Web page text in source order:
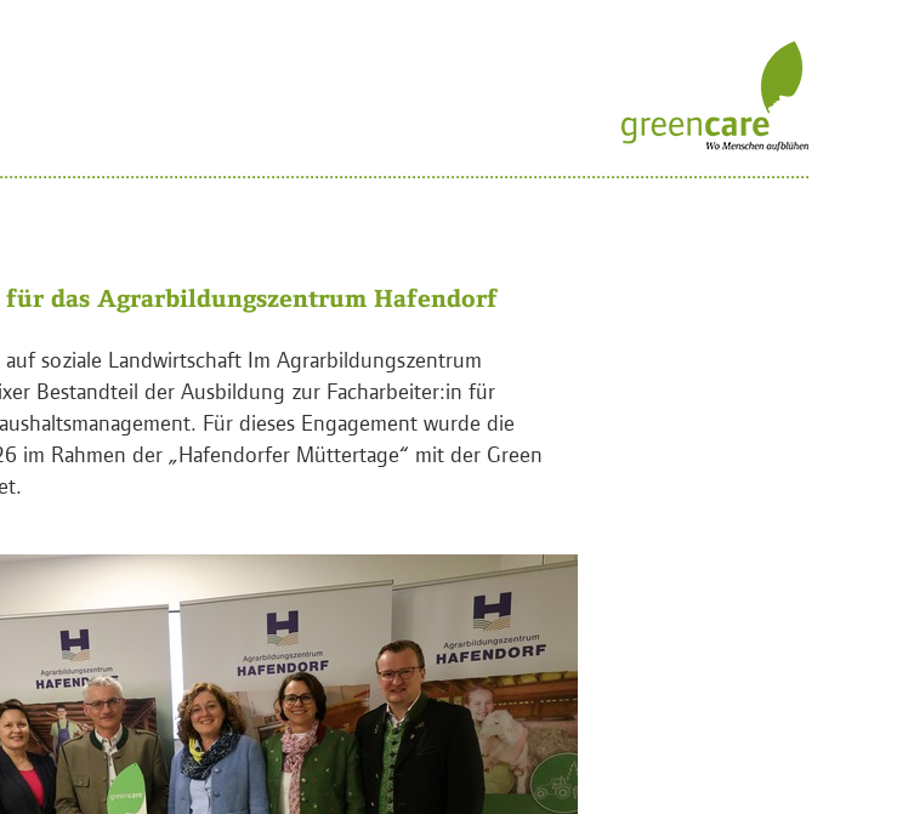
für das Agrarbildungszentrum Hafendorf
soziale Landwirtschaft Im Agrarbildungszentrum
Bestandteil der Ausbildung zur Facharbeiter:in für
Für dieses Engagement wurde die
im Rahmen der „Hafendorfer Müttertage“ mit der Green